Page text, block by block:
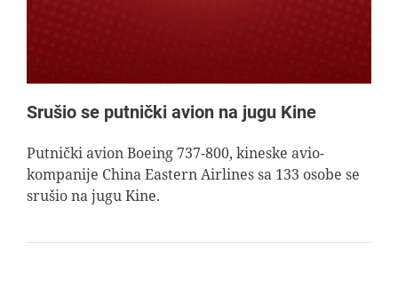
Srušio se putnički avion na jugu Kine
Putnički avion Boeing 737-800, kineske avio-
kompanije China Eastern Airlines sa 133 osobe se
srušio na jugu Kine.